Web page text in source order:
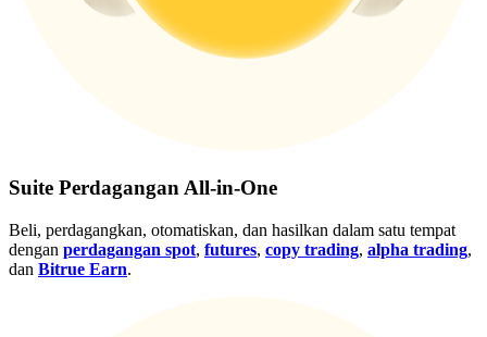
Menangkan Hadiah dan Hadiah Eksklusif
Suite Perdagangan All-in-One
Beli, perdagangkan, otomatiskan, dan hasilkan dalam satu tempat
dengan perdagangan spot, futures, copy trading, alpha trading,
dan Bitrue Earn.